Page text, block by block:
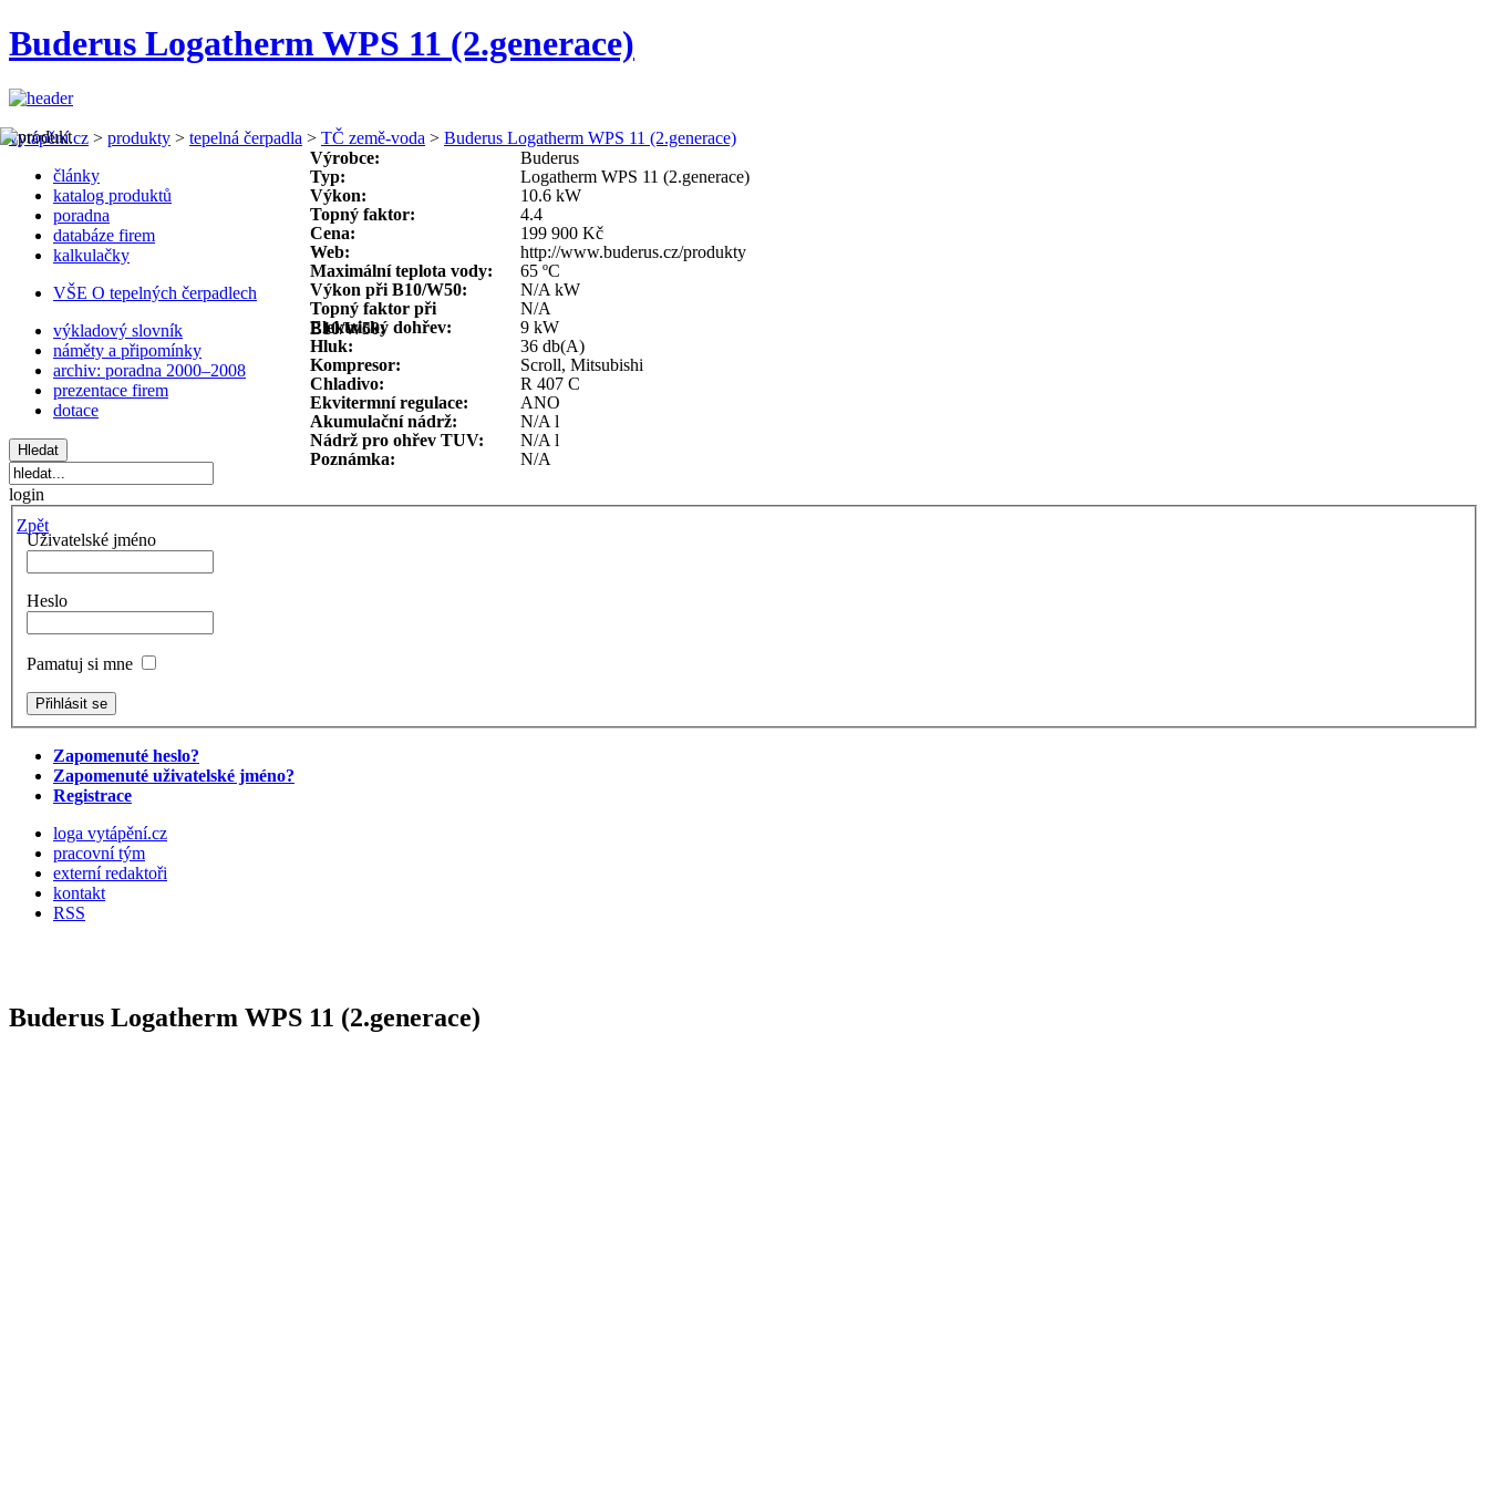
Buderus Logatherm WPS 11 (2.generace)
vytápění.cz > produkty > tepelná čerpadla > TČ země-voda > Buderus Logatherm WPS 11 (2.generace)
články
katalog produktů
poradna
databáze firem
kalkulačky
VŠE O tepelných čerpadlech
výkladový slovník
náměty a připomínky
archiv: poradna 2000–2008
prezentace firem
dotace
login
Uživatelské jméno
Heslo
Pamatuj si mne
Zapomenuté heslo?
Zapomenuté uživatelské jméno?
Registrace
loga vytápění.cz
pracovní tým
externí redaktoři
kontakt
RSS
Buderus Logatherm WPS 11 (2.generace)
Výrobce:
Buderus
Typ:
Logatherm WPS 11 (2.generace)
Výkon:
10.6 kW
Topný faktor:
4.4
Cena:
199 900 Kč
Web:
http://www.buderus.cz/produkty
Maximální teplota vody:
65 ºC
Výkon při B10/W50:
N/A kW
Topný faktor při
B10/W50:
N/A
Elektrický dohřev:
9 kW
Hluk:
36 db(A)
Kompresor:
Scroll, Mitsubishi
Chladivo:
R 407 C
Ekvitermní regulace:
ANO
Akumulační nádrž:
N/A l
Nádrž pro ohřev TUV:
N/A l
Poznámka:
N/A
Zpět